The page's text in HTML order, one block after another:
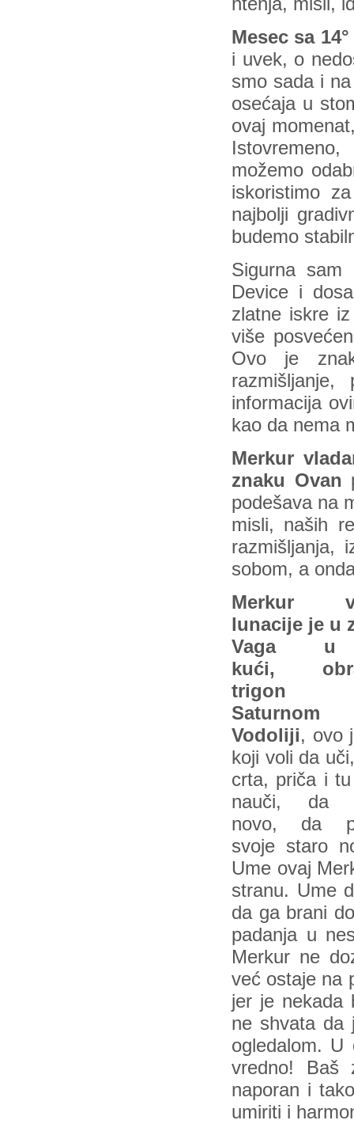
htenja, misli,
Mesec sa
i uvek, o
smo sada i
osećaja u
ovaj
možemo
iskoristimo
najbolji
budemo
Sigurna sam
Device i
zlatne iskre
više
Ovo je
informacija
kao da nema
Merkur
znaku Ovan
podešava na
misli, naših
razmišljanja,
sobom, a
Merkur
lunacije je u
Vaga
kući,
trigon
Vodoliji, ovo
koji voli da
crta, priča i
nauči, da
novo, da
svoje staro
Ume ovaj
stranu. Ume
da ga brani
padanja u
Merkur ne
već ostaje na
jer je nekada
ne shvata da
ogledalom. U
vredno! Baš
naporan i
umiriti i